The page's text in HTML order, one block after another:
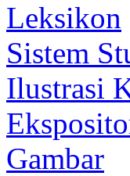
Leksikon
Sistem
Ilustrasi
Gambar